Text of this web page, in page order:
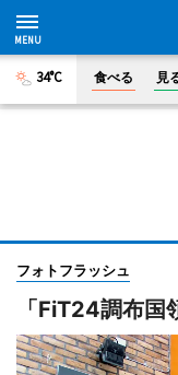
34°C 食べる 見
フォトフラッシュ
「FiT24調布国